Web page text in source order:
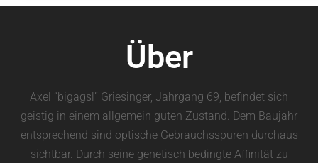
Über
Axel “bigagsl” Griesinger, Jahrgang 69, befindet sich
geistig in einem allgemein guten Zustand. Dem Baujahr
entsprechend sind optische Gebrauchsspuren durchaus
sichtbar. Durch seine genetisch bedingte Affinität zu